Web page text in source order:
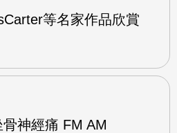
等名家作品欣賞
神經痛 FM AM